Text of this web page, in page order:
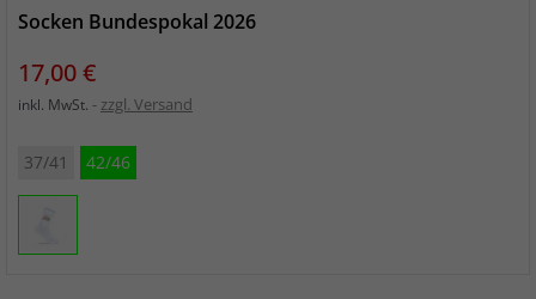
Socken Bundespokal 2026
Preis
17,00 €
inkl. MwSt. zzgl. Versand
37/41 42/46